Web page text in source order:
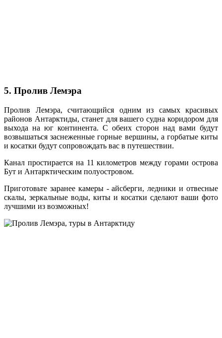
5. Пролив Лемэра
Пролив Лемэра, считающийся одним из самых красивых
районов Антарктиды, станет для вашего судна коридором для
выхода на юг континента. С обеих сторон над вами будут
возвышаться заснеженные горные вершины, а горбатые киты
и косатки будут сопровождать вас в путешествии.
Канал простирается на 11 километров между горами острова
Бут и Антарктическим полуостровом.
Приготовьте заранее камеры - айсберги, ледники и отвесные
скалы, зеркальные воды, киты и косатки сделают ваши фото
лучшими из возможных!